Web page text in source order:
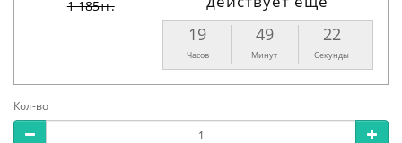
1 185тг.
19
Часов
49
Минут
21
Секунда
Кол-во